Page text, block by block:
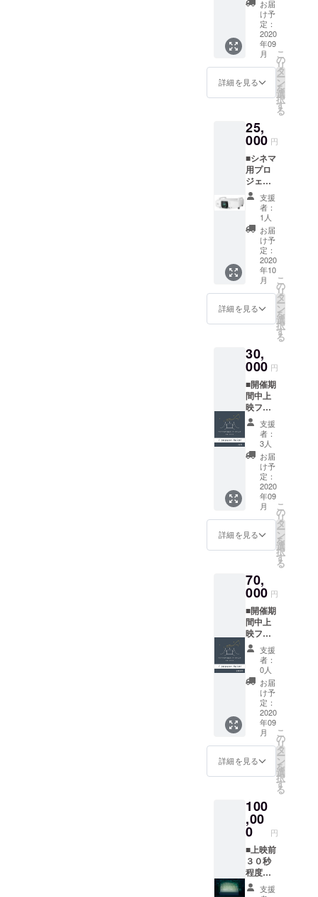
す。 ※
こちら
からの
メール
に記入
がない
掲載不
要とさ
ます。
★全リ
ターン
「上乗
せ支
援」が
可能で
す。
リター
ン返信
メール
でお知
らせく
ださ
上映前
のオー
ジット
映像に
掲載 ※
上映前
に巨大
スク
リーン
にお名
前がな
がれま
す。 ※
こちら
からの
メール
に記入
場合は
掲載不
ただき
ます。
★全リ
ターン
「上乗
せ支
援」が
可能で
す。
りいた
しま
す。 ■
公式HP
にお名
前を掲
載 ※ 公
式HPに
いただ
きま
支援
時、必
ず備考
欄にご
希望の
お名前
をご記
入くだ
さい。
※ 掲載
不要の
方は、
ン返信
メール
ださ
い。 ■
上映前
のオー
プニン
グクレ
ジット
映像に
掲載 ※
上映前
に巨大
スク
リーン
にお名
前がな
す。 ※
こちら
に記入
がない
場合は
掲載不
要とさ
せてい
ただき
ます。
★全リ
ターン
「上乗
せ支
援」が
可能で
す。
トドリ
ンク）
をご提
供いた
しま
す。 ※
シア
プンが
10月の
場合
は、リ
ターン
スター
トが10
月にず
れま
す。 ※
予約状
況によ
りご希
望日が
予約で
きない
可能性
オリジ
ナルス
カーご
提供 ※
白黒1枚
づつ ■
お礼の
メッ
セージ
※ 主催
者より
感謝の
メッ
セージ
りいた
しま
にお名
前を掲
載 ※ 公
式HPに
お名前
を掲載
させて
いただ
きま
す。 ※
支援
時、必
ず備考
欄にご
希望の
をご記
入くだ
不要の
方は、
リター
ン返信
メール
でお知
らせく
ださ
（飯付
き） ※
下田が
糸島、
前原商
店街中
心にご
案内い
たしま
ン風CG
見学で
もよい
です
し、相
手にあ
わせて
前原の
ディー
プス
ポット
巡りな
がら食
事をご
ちそう
します
（１名
夜でも
いいで
す。お
すすめ
は夜で
す。夜
な夜な
前原で
のんで
きまし
たの
で、だ
いたい
のジャ
ンルい
けま
す！！
※下田と
だとい
う人に
は、糸
島のゆ
かいな
知人な
ど呼ん
だりも
できま
す。 ※
のむな
ら泊ま
りたい
んだと
いう方
ラン風
運営
で宿泊
できま
す。 ※
逆に、
前原
じゃな
いほう
が良い
お届
け予
定：
2020
年09
月
詳細を見る
こ
の
リ
タ
ー
ン
を
選
択
す
る
25,
000 円
■シネマ
用プロ
ジェク
ター等
レンタ
ル費
（１
日） ※
種類は
10000
ルーメ
ン、
6000
ルーメ
ン、
5000
ン超単
焦点な
ど用途
にあわ
せてプ
ロジェ
クター
レンタ
ルいた
しま
す。レ
ンズも
数種類
ほどご
ざいま
す。
※10000
月以降
レンタ
ルにな
りま
す。
10000
ルーメ
ンは１
台にな
りま
す。そ
れ以外
の各種
プロ
ジェク
ターは
使用で
ださ
い。
10000
ルーメ
ン以外
は複数
台必要
な場合
支援
者：
1人
お届
け予
定：
2020
年10
月
詳細を見る
こ
の
リ
タ
ー
ン
を
選
択
す
る
30,
000 円
■開催期
間中上
映フ
リーパ
スチ
ケット
（個
人） ※
開催期
間中の
フリー
パスチ
ケット
です。
※支援者
ご本人
ご来場
時に限
り有効
です（1
車両最
大4名ま
で同乗
可） ※
シア
ターの
グラン
ドオー
プンが
10月の
場合
は、リ
ターン
れま
す。 ※
予約状
況によ
りご希
望日が
予約で
きない
支援
者：
3人
お届
け予
定：
2020
年09
月
詳細を見る
こ
の
リ
タ
ー
ン
を
選
択
す
る
70,
000 円
■開催期
間中上
映フ
リーパ
スチ
ケット
（法
人） ※
開催期
間中の
フリー
パスチ
ケット
です。
※法人購
入の場
社員の
方やそ
のご家
族利用
無料。
（1車両
最大4名
まで同
支援
者：
0人
お届
け予
定：
2020
年09
月
詳細を見る
こ
の
リ
タ
ー
ン
を
選
択
す
る
100
,00
0 円
■上映前
３０秒
程度の
CM上支援